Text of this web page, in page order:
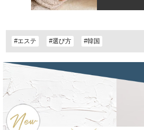
#エステ #選び方 #韓国